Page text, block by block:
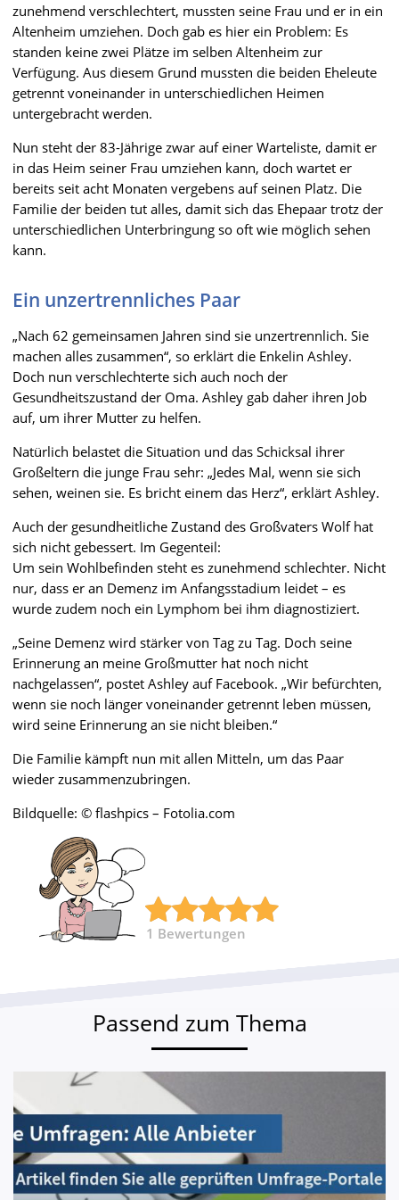
zunehmend verschlechtert, mussten seine Frau und er in ein
Altenheim umziehen. Doch gab es hier ein Problem: Es
standen keine zwei Plätze im selben Altenheim zur
Verfügung. Aus diesem Grund mussten die beiden Eheleute
getrennt voneinander in unterschiedlichen Heimen
untergebracht werden.
Nun steht der 83-Jährige zwar auf einer Warteliste, damit er
in das Heim seiner Frau umziehen kann, doch wartet er
bereits seit acht Monaten vergebens auf seinen Platz. Die
Familie der beiden tut alles, damit sich das Ehepaar trotz der
unterschiedlichen Unterbringung so oft wie möglich sehen
kann.
Ein unzertrennliches Paar
„Nach 62 gemeinsamen Jahren sind sie unzertrennlich. Sie
machen alles zusammen“, so erklärt die Enkelin Ashley.
Doch nun verschlechterte sich auch noch der
Gesundheitszustand der Oma. Ashley gab daher ihren Job
auf, um ihrer Mutter zu helfen.
Natürlich belastet die Situation und das Schicksal ihrer
Großeltern die junge Frau sehr: „Jedes Mal, wenn sie sich
sehen, weinen sie. Es bricht einem das Herz“, erklärt Ashley.
Auch der gesundheitliche Zustand des Großvaters Wolf hat
sich nicht gebessert. Im Gegenteil:
Um sein Wohlbefinden steht es zunehmend schlechter. Nicht
nur, dass er an Demenz im Anfangsstadium leidet – es
wurde zudem noch ein Lymphom bei ihm diagnostiziert.
„Seine Demenz wird stärker von Tag zu Tag. Doch seine
Erinnerung an meine Großmutter hat noch nicht
nachgelassen“, postet Ashley auf Facebook. „Wir befürchten,
wenn sie noch länger voneinander getrennt leben müssen,
wird seine Erinnerung an sie nicht bleiben.“
Die Familie kämpft nun mit allen Mitteln, um das Paar
wieder zusammenzubringen.
Bildquelle: © flashpics – Fotolia.com
1 Bewertungen
Passend zum Thema